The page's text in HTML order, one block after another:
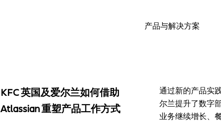
产品与解决方案
KFC 英国及爱尔兰如何借助
Atlassian 重塑产品工作方式
通过新的产品实
尔兰提升了数字
业务继续增长、